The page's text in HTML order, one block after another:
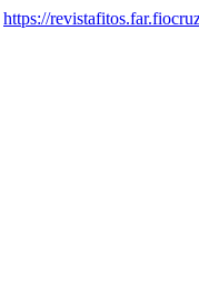
https://